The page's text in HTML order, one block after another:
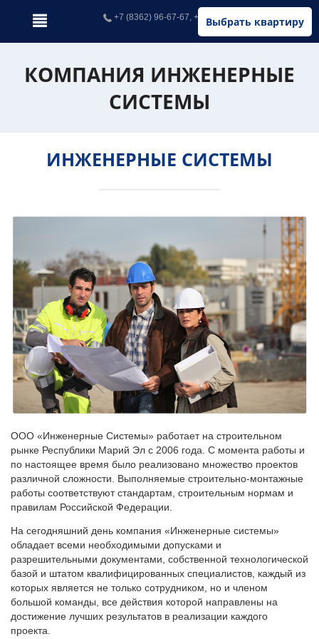
Выбрать квартиру
+7 (8362) 96-67-67, +7 (902) 326-67-67
КОМПАНИЯ ИНЖЕНЕРНЫЕ
СИСТЕМЫ
ИНЖЕНЕРНЫЕ СИСТЕМЫ
ООО «Инженерные Системы» работает на строительном
рынке Республики Марий Эл с 2006 года. С момента работы и
по настоящее время было реализовано множество проектов
различной сложности. Выполняемые строительно-монтажные
работы соответствуют стандартам, строительным нормам и
правилам Российской Федерации.
На сегодняшний день компания «Инженерные системы»
обладает всеми необходимыми допусками и
разрешительными документами, собственной технологической
базой и штатом квалифицированных специалистов, каждый из
которых является не только сотрудником, но и членом
большой команды, все действия которой направлены на
достижение лучших результатов в реализации каждого
проекта.